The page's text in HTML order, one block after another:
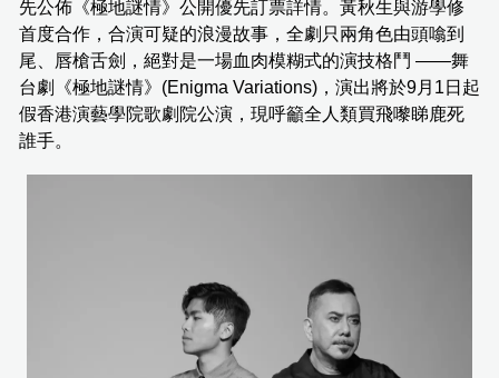
先公佈《極地謎情》公開優先訂票詳情。黃秋生與游學修
首度合作，合演可疑的浪漫故事，全劇只兩角色由頭噏到
尾、唇槍舌劍，絕對是一場血肉模糊式的演技格鬥 ——舞
台劇《極地謎情》(Enigma Variations)，演出將於9月1日起
假香港演藝學院歌劇院公演，現呼籲全人類買飛嚟睇鹿死
誰手。